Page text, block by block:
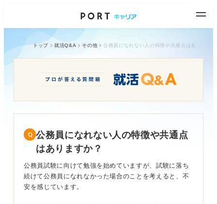
トップ 就活Q&A その他
公務員になれない人の特徴や共通点
はありますか？
公務員試験に向けて勉強を始めていますが、試験に落ち
続けて公務員になれなかった場合のことを考えると、不
安を感じています。